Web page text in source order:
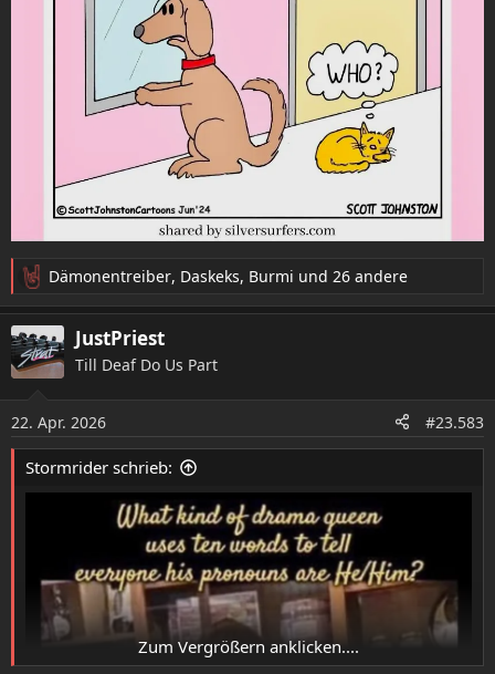
R
e
a
k
t
n
e
n
Dämonentreiber, Daskeks, Burmi und 26 andere
JustPriest
Till Deaf Do Us Part
22. Apr. 2026 #23.583
Stormrider schrieb:
Zum Vergrößern anklicken....